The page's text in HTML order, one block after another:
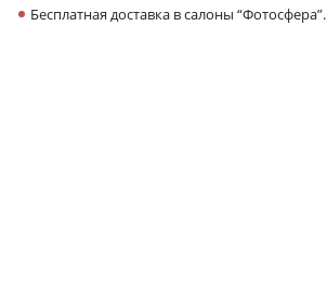
Бесплатная доставка в салоны “Фотосфера”.